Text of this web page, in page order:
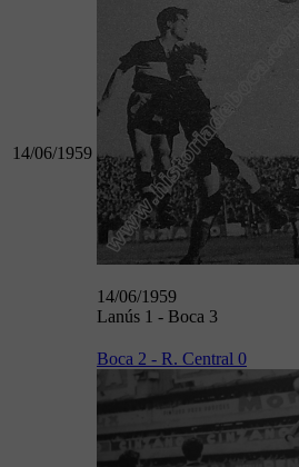
14/06/1959
14/06/1959
Lanús 1 - Boca 3
Boca 2 - R. Central 0